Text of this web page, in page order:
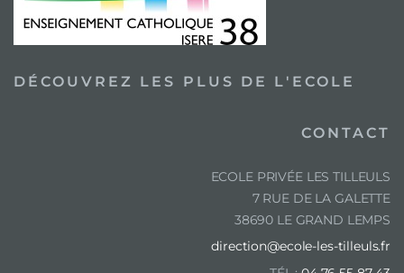
DÉCOUVREZ LES PLUS DE L'ECOLE
CONTACT
ECOLE PRIVÉE LES TILLEULS
7 RUE DE LA GALETTE
38690 LE GRAND LEMPS
direction@ecole-les-tilleuls.fr